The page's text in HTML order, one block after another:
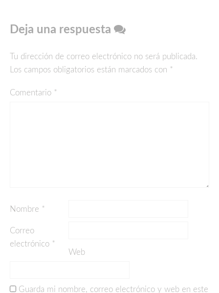
Deja una respuesta
Tu dirección de correo electrónico no será publicada.
Los campos obligatorios están marcados con *
Comentario *
Nombre *
Correo
electrónico *
Web
Guarda mi nombre, correo electrónico y web en este